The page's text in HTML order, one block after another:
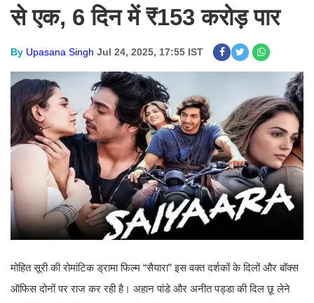
से एक, 6 दिन में ₹153 करोड़ पार
By Upasana Singh Jul 24, 2025, 17:55 IST
मोहित सूरी की रोमांटिक ड्रामा फिल्म “सैयारा” इस वक्त दर्शकों के दिलों और बॉक्स
ऑफिस दोनों पर राज कर रही है। अहान पांडे और अनीत पड्डा की दिल छू लेने